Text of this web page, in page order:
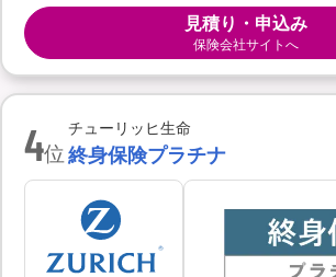
見積り・申込み
保険会社サイトへ
4位
チューリッヒ生命
終身保険プラチナ